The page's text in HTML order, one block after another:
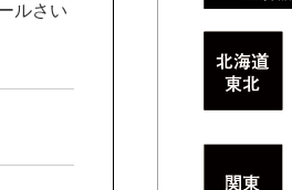
ルさい